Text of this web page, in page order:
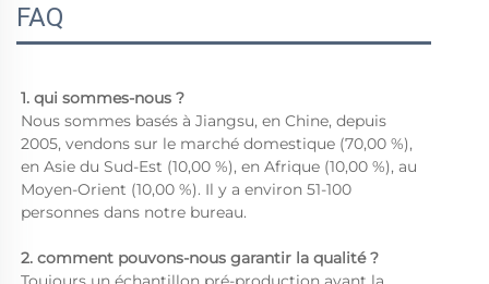
FAQ
1. qui sommes-nous ?
Nous sommes basés à Jiangsu, en Chine, depuis
2005, vendons sur le marché domestique (70,00 %),
en Asie du Sud-Est (10,00 %), en Afrique (10,00 %), au
Moyen-Orient (10,00 %). Il y a environ 51-100
personnes dans notre bureau.
2. comment pouvons-nous garantir la qualité ?